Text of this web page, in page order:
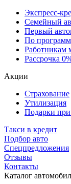
Экспресс-
Семейный
Первый
По
Работникам
Рассрочка
Акции
Страхование
Утилизация
Подарки
Такси в кредит
Подбор авто
Спецпредложения
Отзывы
Контакты
Каталог